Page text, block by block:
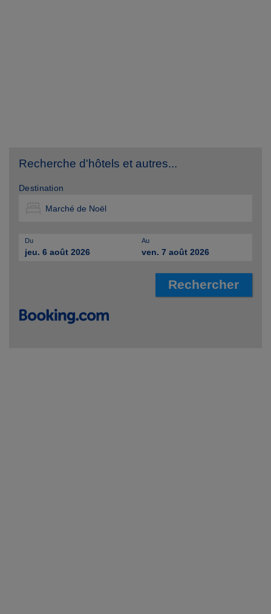
Recherche d'hôtels et autres...
Destination
Du
jeu. 6 août 2026
Au
ven. 7 août 2026